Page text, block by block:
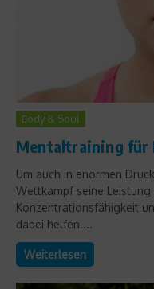
Body & Soul
Mentaltraining für
Um auch in enormen
Wettkampf seine
Konzentrationsfähigkeit
dabei helfen....
Weiterlesen